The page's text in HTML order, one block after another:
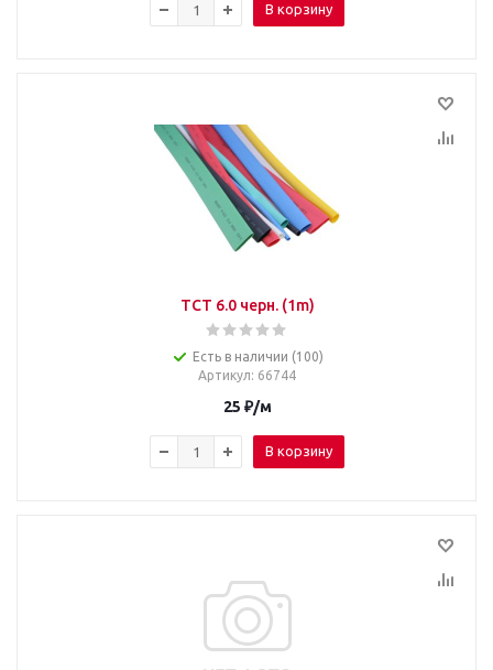
В корзину
TCT 6.0 черн. (1m)
Есть в наличии (100)
Артикул: 66744
25 ₽/м
В корзину